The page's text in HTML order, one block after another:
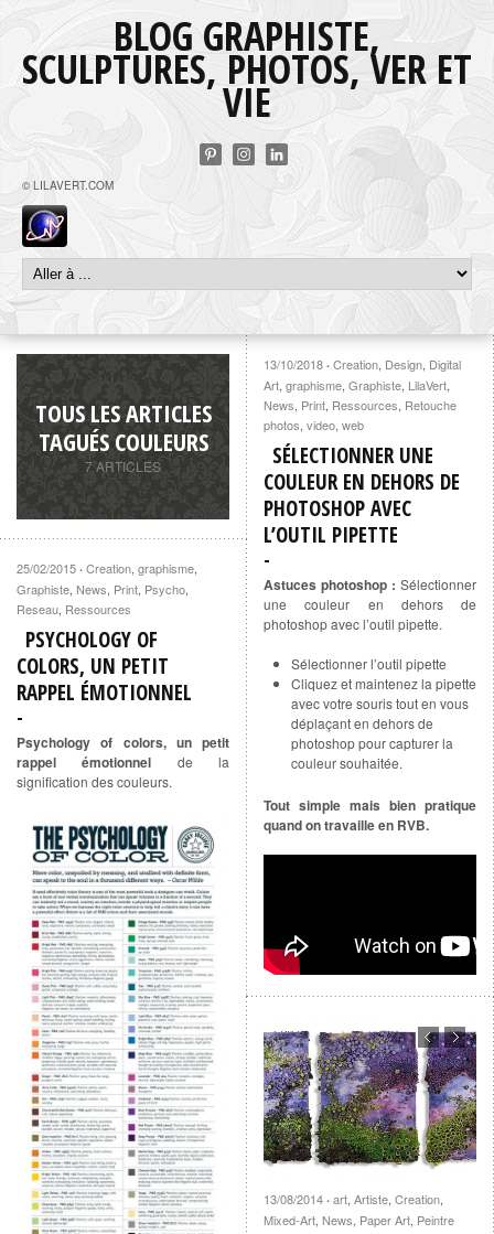
BLOG GRAPHISTE,
SCULPTURES, PHOTOS, VER ET
VIE
© LILAVERT.COM
TOUS LES ARTICLES
TAGUÉS COULEURS
7 ARTICLES
13/10/2018 · Creation, Design, Digital
Art, graphisme, Graphiste, LilaVert,
News, Print, Ressources, Retouche
photos, video, web
SÉLECTIONNER UNE
COULEUR EN DEHORS DE
PHOTOSHOP AVEC
L’OUTIL PIPETTE
Astuces photoshop : Sélectionner
une couleur en dehors de
photoshop avec l’outil pipette.
Sélectionner l’outil pipette
Cliquez et maintenez la pipette
avec votre souris tout en vous
déplaçant en dehors de
photoshop pour capturer la
couleur souhaitée.
Tout simple mais bien pratique
quand on travaille en RVB.
25/02/2015 · Creation, graphisme,
Graphiste, News, Print, Psycho,
Reseau, Ressources
PSYCHOLOGY OF
COLORS, UN PETIT
RAPPEL ÉMOTIONNEL
Psychology of colors, un petit
rappel émotionnel de la
signification des couleurs.
13/08/2014 · art, Artiste, Creation,
Mixed-Art, News, Paper Art, Peintre